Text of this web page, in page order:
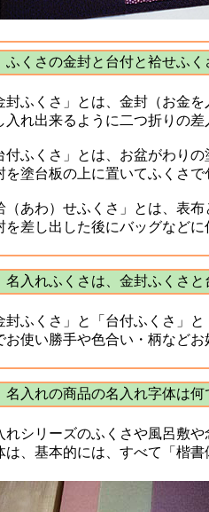
ふくさの金封と台付と袷せふ
ふくさ」とは、金封（お金を
れ出来るように二つ折りの差
ふくさ」とは、お盆がわりの
塗台板の上に置いてふくさで
あわ）せふくさ」とは、表布
差し出した後にバッグなどに
名入れふくさは、金封ふくさ
ふくさ」と「台付ふくさ」と
使い勝手や色合い・柄などお
名入れの商品の名入れ字体は何
シリーズのふくさや風呂敷や
、基本的には、すべて「楷書